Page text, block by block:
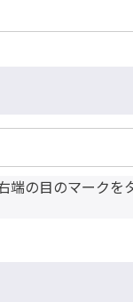
の目のマークを